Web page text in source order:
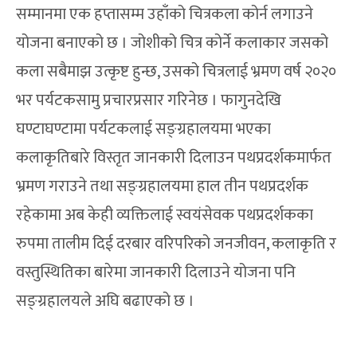
सम्मानमा एक हप्तासम्म उहाँको चित्रकला कोर्न लगाउने
योजना बनाएको छ । जोशीको चित्र कोर्ने कलाकार जसको
कला सबैमाझ उत्कृष्ट हुन्छ, उसको चित्रलाई भ्रमण वर्ष २०२०
भर पर्यटकसामु प्रचारप्रसार गरिनेछ । फागुनदेखि
घण्टाघण्टामा पर्यटकलाई सङ्ग्रहालयमा भएका
कलाकृतिबारे विस्तृत जानकारी दिलाउन पथप्रदर्शकमार्फत
भ्रमण गराउने तथा सङ्ग्रहालयमा हाल तीन पथप्रदर्शक
रहेकामा अब केही व्यक्तिलाई स्वयंसेवक पथप्रदर्शकका
रुपमा तालीम दिई दरबार वरिपरिको जनजीवन, कलाकृति र
वस्तुस्थितिका बारेमा जानकारी दिलाउने योजना पनि
सङ्ग्रहालयले अघि बढाएको छ ।